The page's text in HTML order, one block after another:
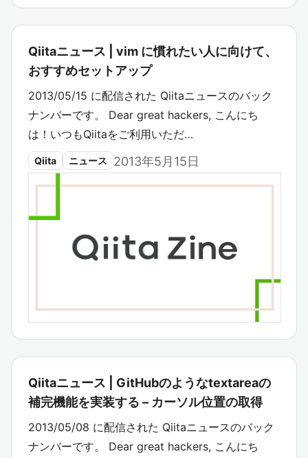
Qiitaニュース | vim に慣れたい人に向けて、
おすすめセットアップ
2013/05/15 に配信された Qiitaニュースのバック
ナンバーです。 Dear great hackers, こんにち
は！いつもQiitaをご利用いただ…
Qiita ニュース 2013年5月15日
Qiitaニュース | GitHubのようなtextareaの
補完機能を実装する – カーソル位置の取得
2013/05/08 に配信された Qiitaニュースのバック
ナンバーです。 Dear great hackers, こんにち